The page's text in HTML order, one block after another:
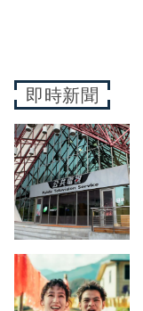
即時新聞